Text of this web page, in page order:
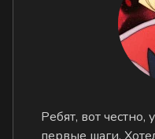
Ребят, вот